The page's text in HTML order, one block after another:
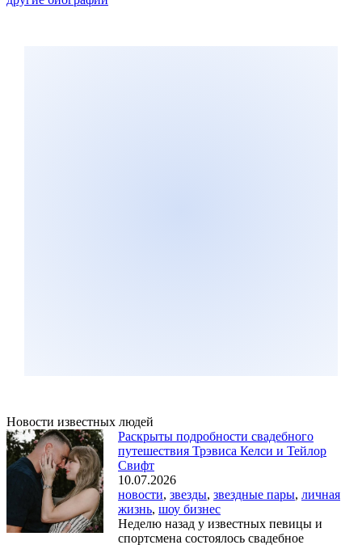
Новости известных людей
Раскрыты подробности свадебного
путешествия Трэвиса Келси и Тейлор
Свифт
10.07.2026
новости, звезды, звездные пары, личная
жизнь, шоу бизнес
Неделю назад у известных певицы и
спортсмена состоялось свадебное